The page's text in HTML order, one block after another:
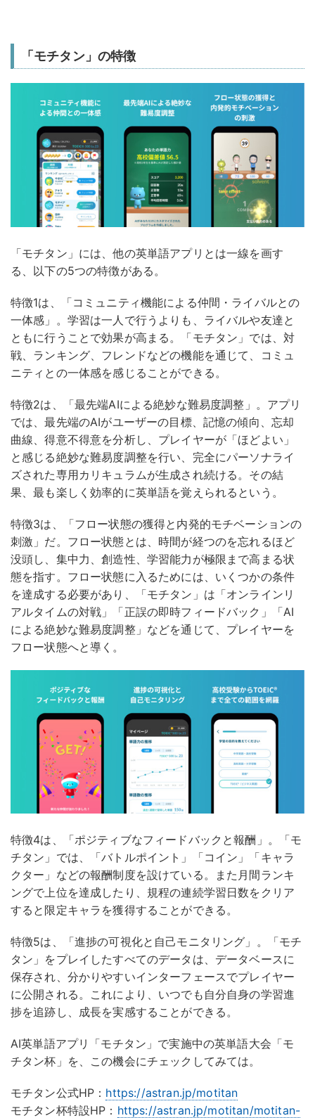
「モチタン」の特徴
「モチタン」には、他の英単語アプリとは一線を画す
る、以下の5つの特徴がある。
特徴1は、「コミュニティ機能による仲間・ライバルとの
一体感」。学習は一人で行うよりも、ライバルや友達と
ともに行うことで効果が高まる。「モチタン」では、対
戦、ランキング、フレンドなどの機能を通じて、コミュ
ニティとの一体感を感じることができる。
特徴2は、「最先端AIによる絶妙な難易度調整」。アプリ
では、最先端のAIがユーザーの目標、記憶の傾向、忘却
曲線、得意不得意を分析し、プレイヤーが「ほどよい」
と感じる絶妙な難易度調整を行い、完全にパーソナライ
ズされた専用カリキュラムが生成され続ける。その結
果、最も楽しく効率的に英単語を覚えられるという。
特徴3は、「フロー状態の獲得と内発的モチベーションの
刺激」だ。フロー状態とは、時間が経つのを忘れるほど
没頭し、集中力、創造性、学習能力が極限まで高まる状
態を指す。フロー状態に入るためには、いくつかの条件
を達成する必要があり、「モチタン」は「オンラインリ
アルタイムの対戦」「正誤の即時フィードバック」「AI
による絶妙な難易度調整」などを通じて、プレイヤーを
フロー状態へと導く。
特徴4は、「ポジティブなフィードバックと報酬」。「モ
チタン」では、「バトルポイント」「コイン」「キャラ
クター」などの報酬制度を設けている。また月間ランキ
ングで上位を達成したり、規程の連続学習日数をクリア
すると限定キャラを獲得することができる。
特徴5は、「進捗の可視化と自己モニタリング」。「モチ
タン」をプレイしたすべてのデータは、データベースに
保存され、分かりやすいインターフェースでプレイヤー
に公開される。これにより、いつでも自分自身の学習進
捗を追跡し、成長を実感することができる。
AI英単語アプリ「モチタン」で実施中の英単語大会「モ
チタン杯」を、この機会にチェックしてみては。
モチタン公式HP： https://astran.jp/motitan
モチタン杯特設HP： https://astran.jp/motitan/motitan-